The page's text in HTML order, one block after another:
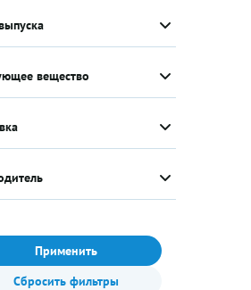
вещество
Применить
Сбросить фильтры